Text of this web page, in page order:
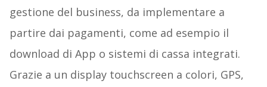
gestione del business, da implementare a
partire dai pagamenti, come ad esempio il
download di App o sistemi di cassa integrati.
Grazie a un display touchscreen a colori, GPS,